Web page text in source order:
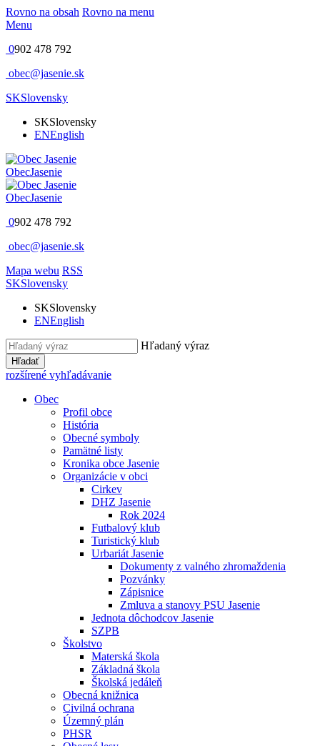
Rovno na obsah Rovno na menu
Menu
0902 478 792
obec@jasenie.sk
SKSlovensky
SKSlovensky
ENEnglish
ObecJasenie
ObecJasenie
0902 478 792
obec@jasenie.sk
Mapa webu RSS
SKSlovensky
SKSlovensky
ENEnglish
Hľadaný výraz
Hľadať
rozšírené vyhľadávanie
Obec
Profil obce
História
Obecné symboly
Pamätné listy
Kronika obce Jasenie
Organizácie v obci
Cirkev
DHZ Jasenie
Rok 2024
Futbalový klub
Turistický klub
Urbariát Jasenie
Dokumenty z valného zhromaždenia
Pozvánky
Zápisnice
Zmluva a stanovy PSU Jasenie
Jednota dôchodcov Jasenie
SZPB
Školstvo
Materská škola
Základná škola
Školská jedáleň
Obecná knižnica
Civilná ochrana
Územný plán
PHSR